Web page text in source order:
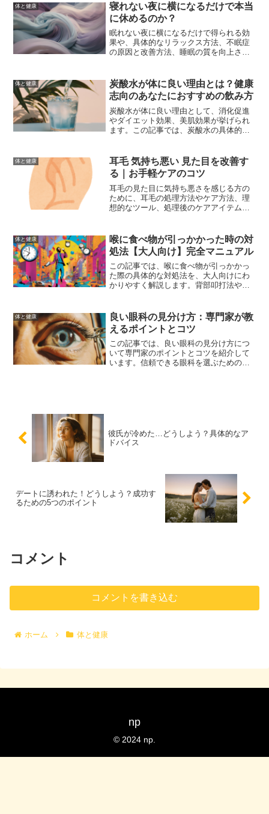
体と健康
寝れない夜に横になるだけで本当
に休めるのか？
眠れない夜に横になるだけで得られる効
果や、具体的なリラックス方法、不眠症
の原因と改善方法、睡眠の質を向上させ
体と健康
炭酸水が体に良い理由とは？健康
志向のあなたにおすすめの飲み方
炭酸水が体に良い理由として、消化促進
やダイエット効果、美肌効果が挙げられ
ます。この記事では、炭酸水の具体的な
健康志向のあなたにとって、炭酸水を日
常生活に取り入れるメリットを徹底解説
します。
体と健康
耳毛 気持ち悪い 見た目を改善す
る｜お手軽ケアのコツ
耳毛の見た目に気持ち悪さを感じる方の
ために、耳毛の処理方法やケア方法、理
想的なツール、処理後のケアアイテム、
する悩みを解消し、自信を持って日々を
過ごしましょう。
体と健康
喉に食べ物が引っかかった時の対
処法【大人向け】完全マニュアル
この記事では、喉に食べ物が引っかかっ
た際の具体的な対処法を、大人向けにわ
かりやすく解説します。背部叩打法や腹
点と医療機関への連絡方法、そして予防
策について詳しく説明します。
体と健康
良い眼科の見分け方：専門家が教
えるポイントとコツ
この記事では、良い眼科の見分け方につ
いて専門家のポイントとコツを紹介して
います。信頼できる眼科を選ぶための基
彼氏が冷めた…どうしよう？具体的なア
ドバイス
デートに誘われた！どうしよう？成功す
るための5つのポイント
コメント
コメントを書き込む
ホーム 体と健康
np
© 2024 np.